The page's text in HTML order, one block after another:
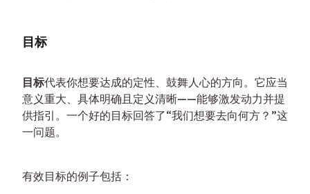
目标
目标代表你想要达成的定性、鼓舞人心的方向。它应当
意义重大、具体明确且定义清晰——能够激发动力并提
供指引。一个好的目标回答了“我们想要去向何方？”这
一问题。
有效目标的例子包括：